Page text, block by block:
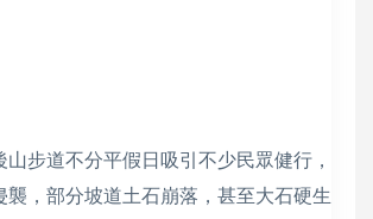
山步道不分平假日吸引不少民眾健行，
襲，部分坡道土石崩落，甚至大石硬生